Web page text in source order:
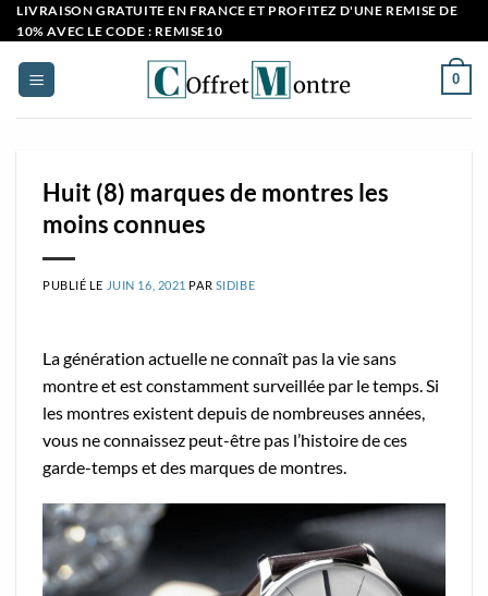
Passer
au
contenu
LIVRAISON GRATUITE EN FRANCE ET PROFITEZ D'UNE REMISE DE
10% AVEC LE CODE : REMISE10
0
Huit (8) marques de montres les
moins connues
PUBLIÉ LE JUIN 16, 2021 PAR SIDIBE
La génération actuelle ne connaît pas la vie sans
montre et est constamment surveillée par le temps. Si
les montres existent depuis de nombreuses années,
vous ne connaissez peut-être pas l’histoire de ces
garde-temps et des marques de montres.